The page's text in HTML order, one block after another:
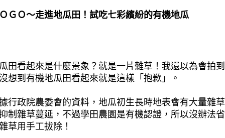
ＧＯ～走進地瓜田！ 試吃七彩繽紛的有機地瓜
田看起來是什麼景象？就是一片雜草！我還以為會拍
想到有機地瓜田看起來就是這樣「抱歉」。
行政院農委會的資料，地瓜初生長時地表會有大量雜
制雜草蔓延，不過學田農園是有機認證，所以沒辦法
草用手工拔除！